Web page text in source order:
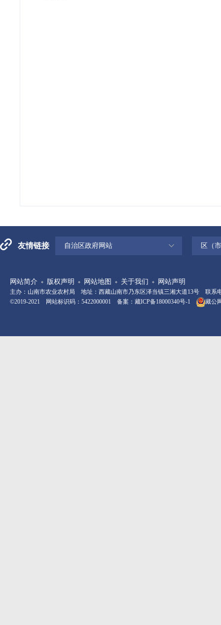
友情链接 自治区政府网站 区（
网站简介 版权声明 网站地图 关于我们 网站声明
主办：山南市农业农村局 地址：西藏山南市乃东区泽当镇三湘大道13号 联系电
©2019-2021 网站标识码：5422000001 备案： 藏ICP备18000340号-1 藏公